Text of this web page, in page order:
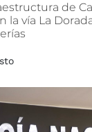
de
la vía La